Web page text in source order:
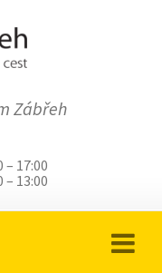
Zábřeh
– 17:00
– 13:00